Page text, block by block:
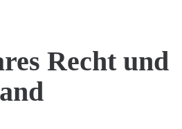
Recht und